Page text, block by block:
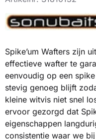
Spike’um Wafters zijn
effectieve wafter te
eenvoudig op een
stevig genoeg blijft
kleine witvis niet snel
ervoor gezorgd dat
eigenschappen
consistentie waar we